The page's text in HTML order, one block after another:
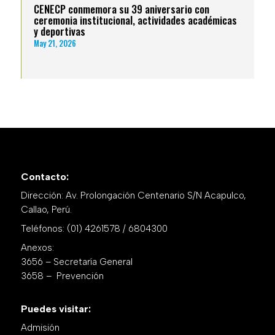
CENECP conmemora su 39 aniversario con
ceremonia institucional, actividades académicas
y deportivas
May 21, 2026
Contacto:
Dirección: Av. Prolongación Centenario S/N Acapulco,
Callao, Perú.
Teléfonos: (01) 4261578 / 6804300
Anexos:
3656 – Secretaría General
3658 – Prevención
Puedes visitar:
Admisión